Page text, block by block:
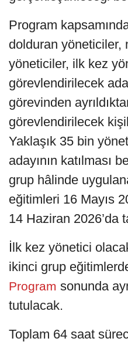
Program
dolduran yöneticiler,
yöneticiler, ilk kez
görevlendirilecek
görevinden
görevlendirilecek
Yaklaşık 35 bin
adayının katılması
grup hâlinde
eğitimleri 16 Mayıs
14 Haziran 2026’da
İlk kez yönetici
ikinci grup
Program sonunda
tutulacak.
Toplam 64 saat